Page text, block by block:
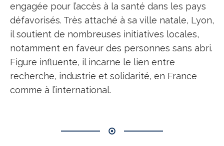
engagée pour l’accès à la santé dans les pays
défavorisés. Très attaché à sa ville natale, Lyon,
il soutient de nombreuses initiatives locales,
notamment en faveur des personnes sans abri.
Figure influente, il incarne le lien entre
recherche, industrie et solidarité, en France
comme à l’international.